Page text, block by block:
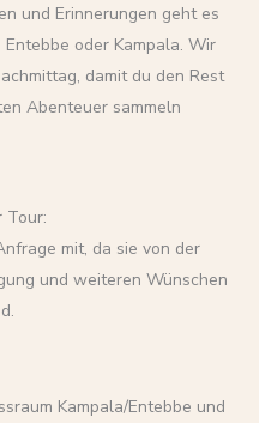
und Erinnerungen geht es
oder Kampala. Wir
damit du den Rest
Abenteuer sammeln
Tour:
mit, da sie von der
und weiteren Wünschen
Kampala/Entebbe und